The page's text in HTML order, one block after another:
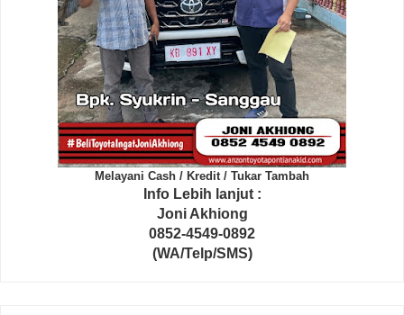
Melayani Cash / Kredit / Tukar Tambah
Info Lebih lanjut :
Joni Akhiong
0852-4549-0892
(WA/Telp/SMS)